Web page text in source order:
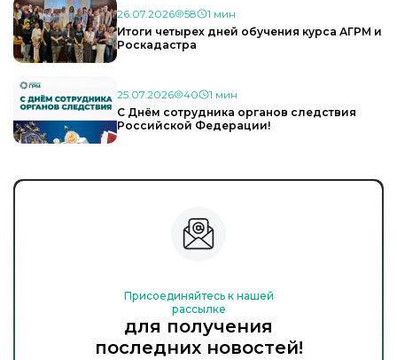
26.07.2026 58
1 мин
Итоги четырех дней обучения курса АГРМ и
Роскадастра
25.07.2026 40
1 мин
С Днём сотрудника органов следствия
Российской Федерации!
Присоединяйтесь к нашей
рассылке
для получения
последних новостей!